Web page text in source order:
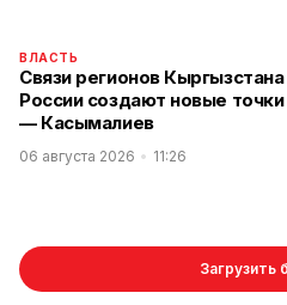
ВЛАСТЬ
Связи регионов Кыргызстана
России создают новые
— Касымалиев
06 августа 2026 11:26
Загрузить